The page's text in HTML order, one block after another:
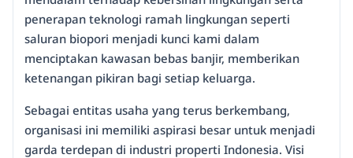
penerapan teknologi ramah lingkungan seperti
saluran biopori menjadi kunci kami dalam
menciptakan kawasan bebas banjir, memberikan
ketenangan pikiran bagi setiap keluarga.
Sebagai entitas usaha yang terus berkembang,
organisasi ini memiliki aspirasi besar untuk menjadi
garda terdepan di industri properti Indonesia. Visi